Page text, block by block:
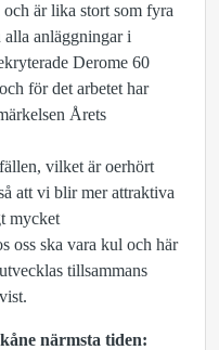
är lika stort som fyra
anläggningar i
Derome 60
för det arbetet har
Årets
vilket är oerhört
att vi blir mer attraktiva
mycket
oss ska vara kul och här
tillsammans
närmsta tiden: